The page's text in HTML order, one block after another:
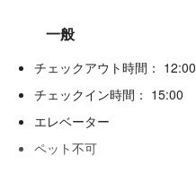
一般
チェックアウト時間： 12:00
チェックイン時間： 15:00
エレベーター
ペット不可